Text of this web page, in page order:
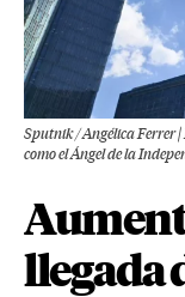
Sputnik / Angélica Ferrer
como el Ángel de la
llegada